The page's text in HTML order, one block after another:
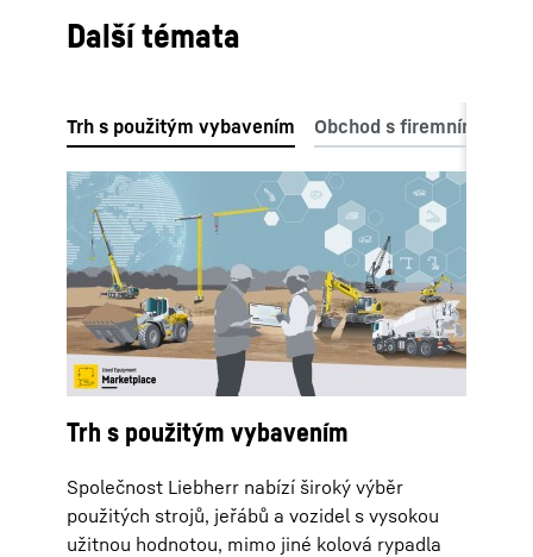
Další témata
Trh s použitým vybavením
Společnost Liebherr nabízí široký výběr
použitých strojů, jeřábů a vozidel s vysokou
užitnou hodnotou, mimo jiné kolová rypadla